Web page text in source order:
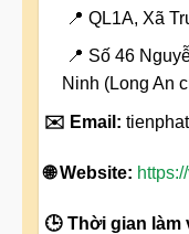
📍 QL1A, Xã
📍 Số 46
Ninh (Long An
✉️ Email:
🌐 Website:
🕒 Thời gian làm